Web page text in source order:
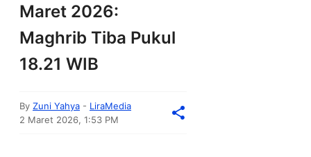
Maret 2026:
Maghrib Tiba Pukul
18.21 WIB
By Zuni Yahya - LiraMedia
2 Maret 2026, 1:53 PM